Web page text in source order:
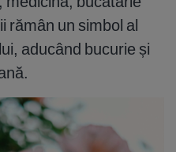
rămân un simbol al
aducând bucurie și